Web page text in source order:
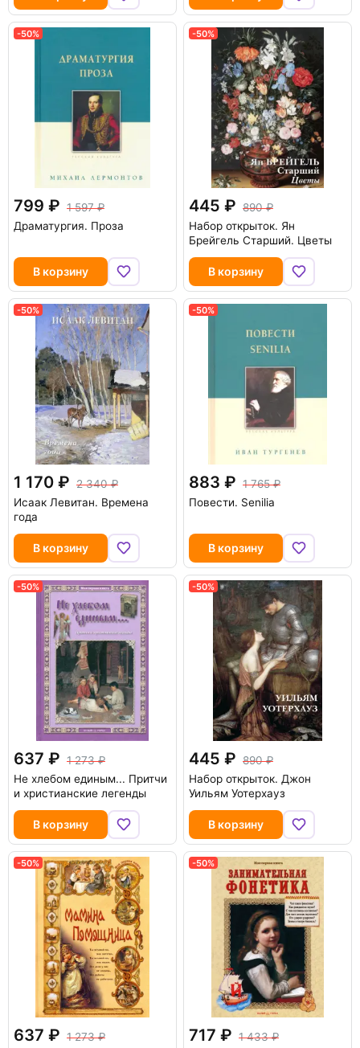
-50%
799
1 597
Драматургия. Проза
В корзину
-50%
445
890
Набор открыток. Ян
Брейгель Старший. Цветы
В корзину
-50%
1 170
2 340
Исаак Левитан. Времена
года
В корзину
-50%
883
1 765
Повести. Senilia
В корзину
-50%
637
1 273
Не хлебом единым... Притчи
и христианские легенды
В корзину
-50%
445
890
Набор открыток. Джон
Уильям Уотерхауз
В корзину
-50%
637
1 273
-50%
717
1 433